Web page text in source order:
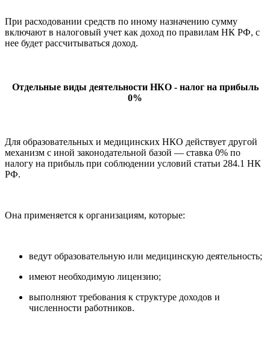
При расходовании средств по иному назначению сумму
включают в налоговый учет как доход по правилам НК РФ, с
нее будет рассчитываться доход.
Отдельные виды деятельности НКО - налог на прибыль
0%
Для образовательных и медицинских НКО действует другой
механизм с иной законодательной базой — ставка 0% по
налогу на прибыль при соблюдении условий статьи 284.1 НК
РФ.
Она применяется к организациям, которые:
ведут образовательную или медицинскую деятельность;
имеют необходимую лицензию;
выполняют требования к структуре доходов и
численности работников.